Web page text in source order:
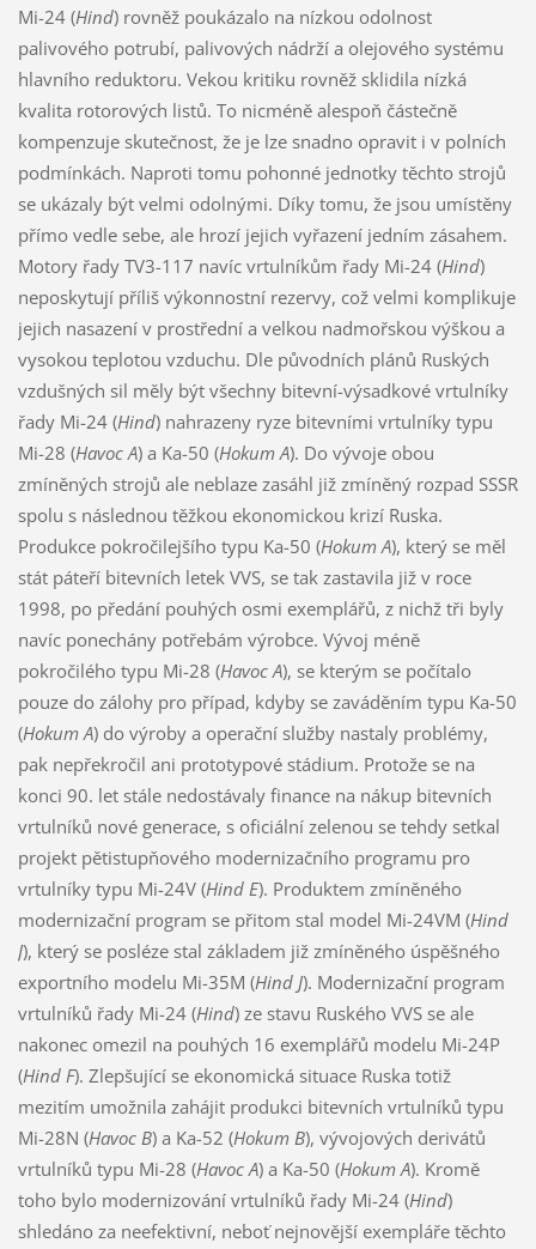
Mi-24 (Hind) rovněž poukázalo na nízkou odolnost
palivového potrubí, palivových nádrží a olejového systému
hlavního reduktoru. Vekou kritiku rovněž sklidila nízká
kvalita rotorových listů. To nicméně alespoň částečně
kompenzuje skutečnost, že je lze snadno opravit i v polních
podmínkách. Naproti tomu pohonné jednotky těchto strojů
se ukázaly být velmi odolnými. Díky tomu, že jsou umístěny
přímo vedle sebe, ale hrozí jejich vyřazení jedním zásahem.
Motory řady TV3-117 navíc vrtulníkům řady Mi-24 (Hind)
neposkytují příliš výkonnostní rezervy, což velmi komplikuje
jejich nasazení v prostřední a velkou nadmořskou výškou a
vysokou teplotou vzduchu. Dle původních plánů Ruských
vzdušných sil měly být všechny bitevní-výsadkové vrtulníky
řady Mi-24 (Hind) nahrazeny ryze bitevními vrtulníky typu
Mi-28 (Havoc A) a Ka-50 (Hokum A). Do vývoje obou
zmíněných strojů ale neblaze zasáhl již zmíněný rozpad SSSR
spolu s následnou těžkou ekonomickou krizí Ruska.
Produkce pokročilejšího typu Ka-50 (Hokum A), který se měl
stát páteří bitevních letek VVS, se tak zastavila již v roce
1998, po předání pouhých osmi exemplářů, z nichž tři byly
navíc ponechány potřebám výrobce. Vývoj méně
pokročilého typu Mi-28 (Havoc A), se kterým se počítalo
pouze do zálohy pro případ, kdyby se zaváděním typu Ka-50
(Hokum A) do výroby a operační služby nastaly problémy,
pak nepřekročil ani prototypové stádium. Protože se na
konci 90. let stále nedostávaly finance na nákup bitevních
vrtulníků nové generace, s oficiální zelenou se tehdy setkal
projekt pětistupňového modernizačního programu pro
vrtulníky typu Mi-24V (Hind E). Produktem zmíněného
modernizační program se přitom stal model Mi-24VM (Hind
J), který se posléze stal základem již zmíněného úspěšného
exportního modelu Mi-35M (Hind J). Modernizační program
vrtulníků řady Mi-24 (Hind) ze stavu Ruského VVS se ale
nakonec omezil na pouhých 16 exemplářů modelu Mi-24P
(Hind F). Zlepšující se ekonomická situace Ruska totiž
mezitím umožnila zahájit produkci bitevních vrtulníků typu
Mi-28N (Havoc B) a Ka-52 (Hokum B), vývojových derivátů
vrtulníků typu Mi-28 (Havoc A) a Ka-50 (Hokum A). Kromě
toho bylo modernizování vrtulníků řady Mi-24 (Hind)
shledáno za neefektivní, neboť nejnovější exempláře těchto